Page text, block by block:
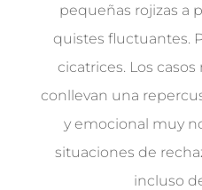
pequeñas rojizas a
quistes fluctuantes.
cicatrices. Los
conllevan una
y emocional muy
situaciones de
incluso